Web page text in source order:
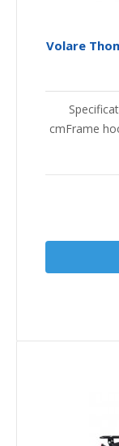
Volare
cmFrame